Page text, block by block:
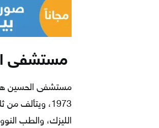
مستشفى
مستشفى الحسين هو
1973، ويتألف
الليزك، والطب